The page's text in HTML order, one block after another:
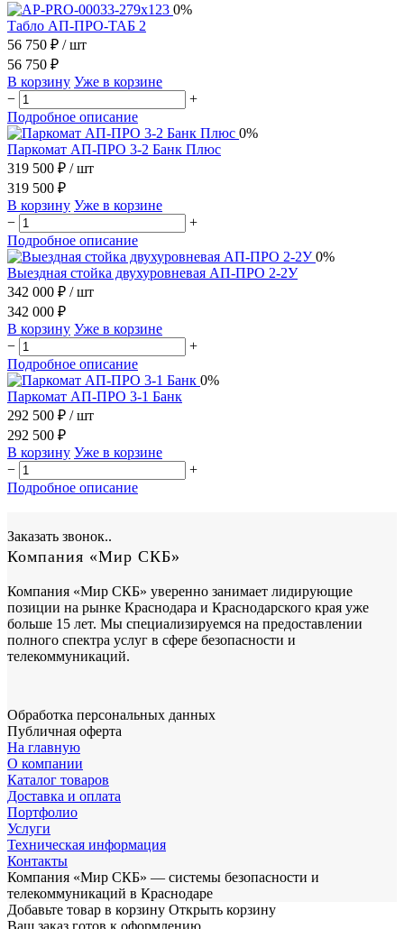
0%
Табло АП-ПРО-ТАБ 2
56 750 ₽ / шт
56 750 ₽
В корзину Уже в корзине
−
+
Подробное описание
0%
Паркомат АП-ПРО 3-2 Банк Плюс
319 500 ₽ / шт
319 500 ₽
В корзину Уже в корзине
−
+
Подробное описание
0%
Выездная стойка двухуровневая АП-ПРО 2-2У
342 000 ₽ / шт
342 000 ₽
В корзину Уже в корзине
−
+
Подробное описание
0%
Паркомат АП-ПРО 3-1 Банк
292 500 ₽ / шт
292 500 ₽
В корзину Уже в корзине
−
+
Подробное описание
Заказать звонок..
Компания «Мир СКБ»
Компания «Мир СКБ» уверенно занимает лидирующие
позиции на рынке Краснодара и Краснодарского края уже
больше 15 лет. Мы специализируемся на предоставлении
полного спектра услуг в сфере безопасности и
телекоммуникаций.
Обработка персональных данных
Публичная оферта
На главную
О компании
Каталог товаров
Доставка и оплата
Портфолио
Услуги
Техническая информация
Контакты
Компания «Мир СКБ» — системы безопасности и
телекоммуникаций в Краснодаре
Добавьте товар в корзину Открыть корзину
Ваш заказ готов к оформлению